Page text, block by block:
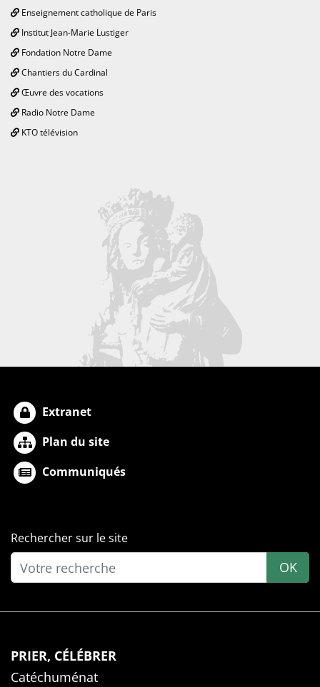
Enseignement catholique de Paris
Institut Jean-Marie Lustiger
Fondation Notre Dame
Chantiers du Cardinal
Œuvre des vocations
Radio Notre Dame
KTO télévision
Extranet
Plan du site
Communiqués
Rechercher sur le site
OK
PRIER, CÉLÉBRER
Catéchuménat